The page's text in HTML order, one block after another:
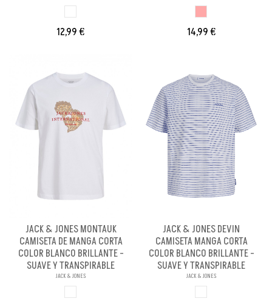
12,99 € 14,99 €
JACK & JONES MONTAUK
CAMISETA DE MANGA CORTA
COLOR BLANCO BRILLANTE -
SUAVE Y TRANSPIRABLE
JACK & JONES
JACK & JONES DEVIN
CAMISETA MANGA CORTA
COLOR BLANCO BRILLANTE -
SUAVE Y TRANSPIRABLE
JACK & JONES